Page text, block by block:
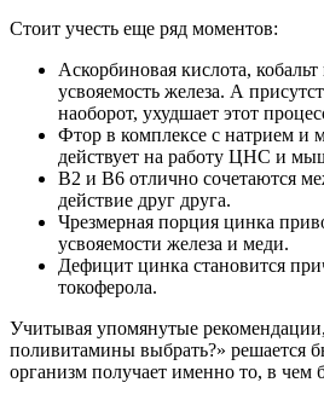
Стоит учесть еще ряд моментов:
Аскорбиновая кислота,
усвояемость железа. А
наоборот, ухудшает этот
Фтор в комплексе с натрием и
действует на работу ЦНС и
В2 и В6 отлично сочетаются
действие друг друга.
Чрезмерная порция цинка
усвояемости железа и меди.
Дефицит цинка становится
токоферола.
Учитывая упомянутые
поливитамины выбрать?» решается
организм получает именно то, в чем